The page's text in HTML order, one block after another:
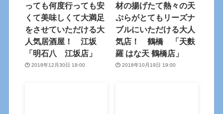
っても何度行っても安
くて美味しくて大満足
をさせていただける大
人気居酒屋！ 江坂
「明石八 江坂店」
2018年12月30日 18:00
材の揚げたて熱々の天
ぷらがとてもリーズナ
ブルにいただける大人
気店！ 鶴橋 「天麩
羅 はな天 鶴橋店」
2018年10月19日 19:00